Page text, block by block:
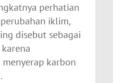
perhatian
iklim,
disebut sebagai
karbon